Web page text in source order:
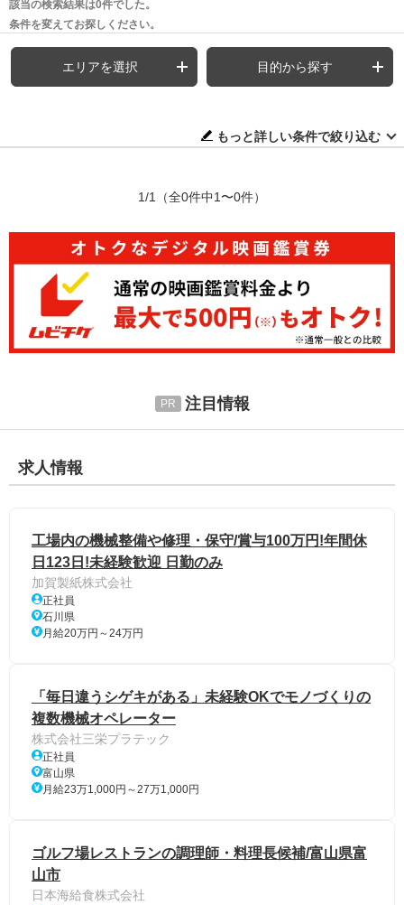
該当の検索結果は0件でした。
条件を変えてお探しください。
エリアを選択 目的から探す
もっと詳しい条件で絞り込む
1/1 （全0件中1〜0件）
注目情報
求人情報
工場内の機械整備や修理・保守/賞与100万円!年間休
日123日!未経験歓迎 日勤のみ
加賀製紙株式会社
正社員
石川県
月給20万円～24万円
「毎日違うシゲキがある」未経験OKでモノづくりの
複数機械オペレーター
株式会社三栄プラテック
正社員
富山県
月給23万1,000円～27万1,000円
ゴルフ場レストランの調理師・料理長候補/富山県富
山市
日本海給食株式会社